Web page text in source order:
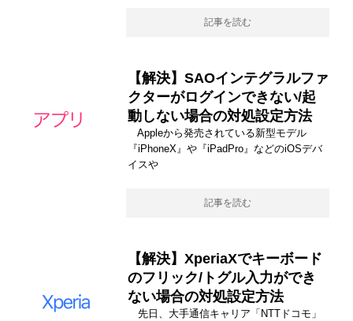
記事を読む
【解決】SAOインテグラルファ
クターがログインできない/起
動しない場合の対処設定方法
Appleから発売されている新型モデル
『iPhoneX』や『iPadPro』などのiOSデバ
イスや
記事を読む
【解決】XperiaXでキーボード
のフリック/トグル入力ができ
ない場合の対処設定方法
先日、大手通信キャリア「NTTドコモ」